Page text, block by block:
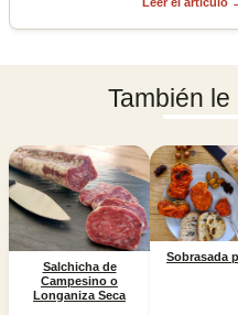
También
Salchicha de
Campesino o
Longaniza Seca
Sobrasada